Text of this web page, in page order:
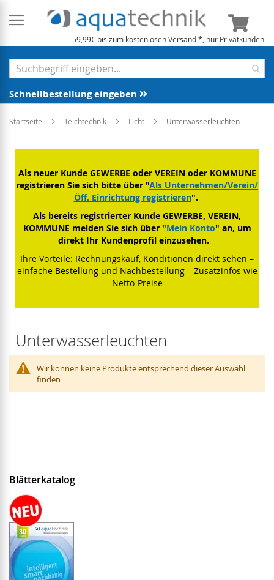
59,99€ bis zum kostenlosen Versand *, nur Privatkunden
Mein
Schnellbestellung eingeben
Startseite Teichtechnik Licht Unterwasserleuchten
Als neuer Kunde GEWERBE oder VEREIN oder KOMMUNE
registrieren Sie sich bitte über "Als Unternehmen/Verein/
Öff. Einrichtung registrieren".
Als bereits registrierter Kunde GEWERBE, VEREIN,
KOMMUNE melden Sie sich über "Mein Konto" an, um
direkt Ihr Kundenprofil einzusehen.
Ihre Vorteile: Rechnungskauf, Konditionen direkt sehen –
einfache Bestellung und Nachbestellung – Zusatzinfos wie
Netto-Preise
Unterwasserleuchten
Wir können keine Produkte entsprechend dieser Auswahl
finden
Blätterkatalog